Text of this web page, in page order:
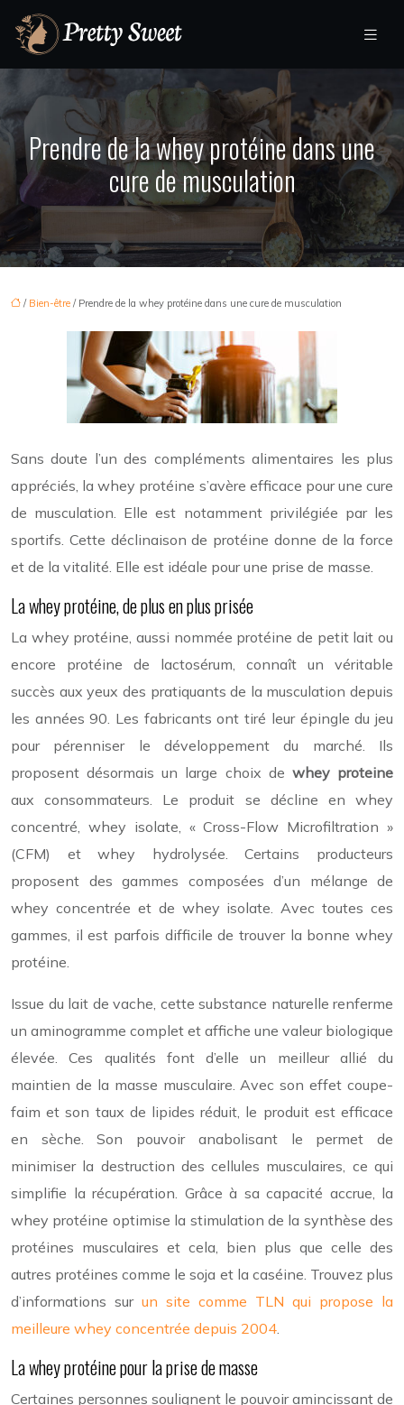
Prendre de la whey protéine dans une
cure de musculation
/ Bien-être / Prendre de la whey protéine dans une cure de musculation
Sans doute l’un des compléments alimentaires les plus
appréciés, la whey protéine s’avère efficace pour une cure
de musculation. Elle est notamment privilégiée par les
sportifs. Cette déclinaison de protéine donne de la force
et de la vitalité. Elle est idéale pour une prise de masse.
La whey protéine, de plus en plus prisée
La whey protéine, aussi nommée protéine de petit lait ou
encore protéine de lactosérum, connaît un véritable
succès aux yeux des pratiquants de la musculation depuis
les années 90. Les fabricants ont tiré leur épingle du jeu
pour pérenniser le développement du marché. Ils
proposent désormais un large choix de whey proteine
aux consommateurs. Le produit se décline en whey
concentré, whey isolate, « Cross-Flow Microfiltration »
(CFM) et whey hydrolysée. Certains producteurs
proposent des gammes composées d’un mélange de
whey concentrée et de whey isolate. Avec toutes ces
gammes, il est parfois difficile de trouver la bonne whey
protéine.
Issue du lait de vache, cette substance naturelle renferme
un aminogramme complet et affiche une valeur biologique
élevée. Ces qualités font d’elle un meilleur allié du
maintien de la masse musculaire. Avec son effet coupe-
faim et son taux de lipides réduit, le produit est efficace
en sèche. Son pouvoir anabolisant le permet de
minimiser la destruction des cellules musculaires, ce qui
simplifie la récupération. Grâce à sa capacité accrue, la
whey protéine optimise la stimulation de la synthèse des
protéines musculaires et cela, bien plus que celle des
autres protéines comme le soja et la caséine. Trouvez plus
d’informations sur un site comme TLN qui propose la
meilleure whey concentrée depuis 2004.
La whey protéine pour la prise de masse
Certaines personnes soulignent le pouvoir amincissant de